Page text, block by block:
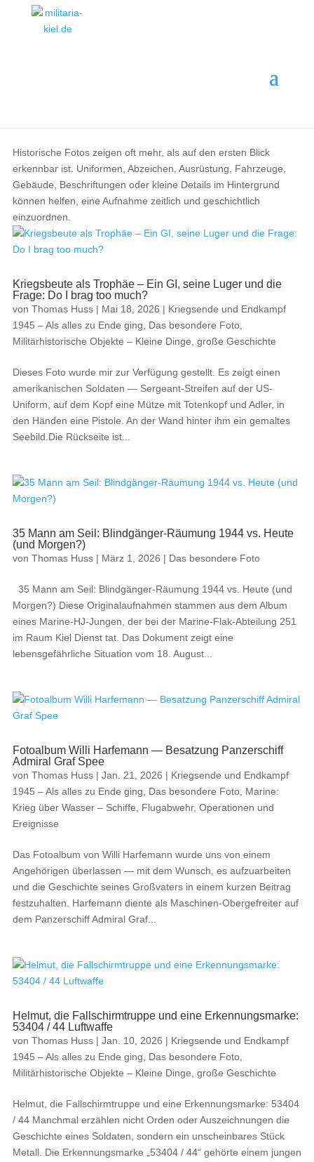
Das besondere Foto
Historische Fotos zeigen oft mehr, als auf den ersten Blick
erkennbar ist. Uniformen, Abzeichen, Ausrüstung, Fahrzeuge,
Gebäude, Beschriftungen oder kleine Details im Hintergrund
können helfen, eine Aufnahme zeitlich und geschichtlich
einzuordnen.
Kriegsbeute als Trophäe – Ein GI, seine Luger und die
Frage: Do I brag too much?
von Thomas Huss| Mai 18, 2026 | Kriegsende und Endkampf
1945 – Als alles zu Ende ging
Das besondere Foto,
Militärhistorische Objekte – Kleine Dinge, große Geschichte
Dieses Foto wurde mir zur Verfügung gestellt. Es zeigt einen
amerikanischen Soldaten — Sergeant-Streifen auf der US-
Uniform, auf dem Kopf eine Mütze mit Totenkopf und Adler, in
den Händen eine Pistole. An der Wand hinter ihm ein gemaltes
Seebild.Die Rückseite ist...
35 Mann am Seil: Blindgänger-Räumung 1944 vs. Heute
(und Morgen?)
von Thomas Huss| März 1, 2026 | Das besondere Foto
35 Mann am Seil: Blindgänger-Räumung 1944 vs. Heute (und
Morgen?) Diese Originalaufnahmen stammen aus dem Album
eines Marine-HJ-Jungen, der bei der Marine-Flak-Abteilung 251
im Raum Kiel Dienst tat. Das Dokument zeigt eine
lebensgefährliche Situation vom 18. August...
Fotoalbum Willi Harfemann — Besatzung Panzerschiff
Admiral Graf Spee
von Thomas Huss| Jan. 21, 2026 | Kriegsende und Endkampf
1945 – Als alles zu Ende ging
Das besondere Foto, Marine:
Krieg über Wasser – Schiffe, Flugabwehr, Operationen und
Ereignisse
Das Fotoalbum von Willi Harfemann wurde uns von einem
Angehörigen überlassen — mit dem Wunsch, es aufzuarbeiten
und die Geschichte seines Großvaters in einem kurzen Beitrag
festzuhalten. Harfemann diente als Maschinen-Obergefreiter auf
dem Panzerschiff Admiral Graf...
Helmut, die Fallschirmtruppe und eine Erkennungsmarke:
53404 / 44 Luftwaffe
von Thomas Huss| Jan. 10, 2026 | Kriegsende und Endkampf
1945 – Als alles zu Ende ging
Das besondere Foto,
Militärhistorische Objekte – Kleine Dinge, große Geschichte
Helmut, die Fallschirmtruppe und eine Erkennungsmarke: 53404
/ 44 Manchmal erzählen nicht Orden oder Auszeichnungen die
Geschichte eines Soldaten, sondern ein unscheinbares Stück
Metall. Die Erkennungsmarke „53404 / 44“ gehörte einem jungen